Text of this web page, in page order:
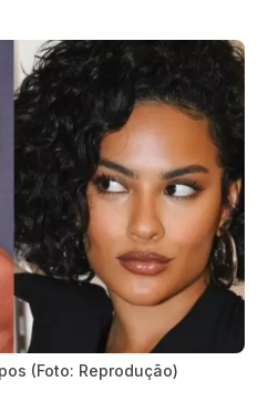
(Foto: Reprodução)